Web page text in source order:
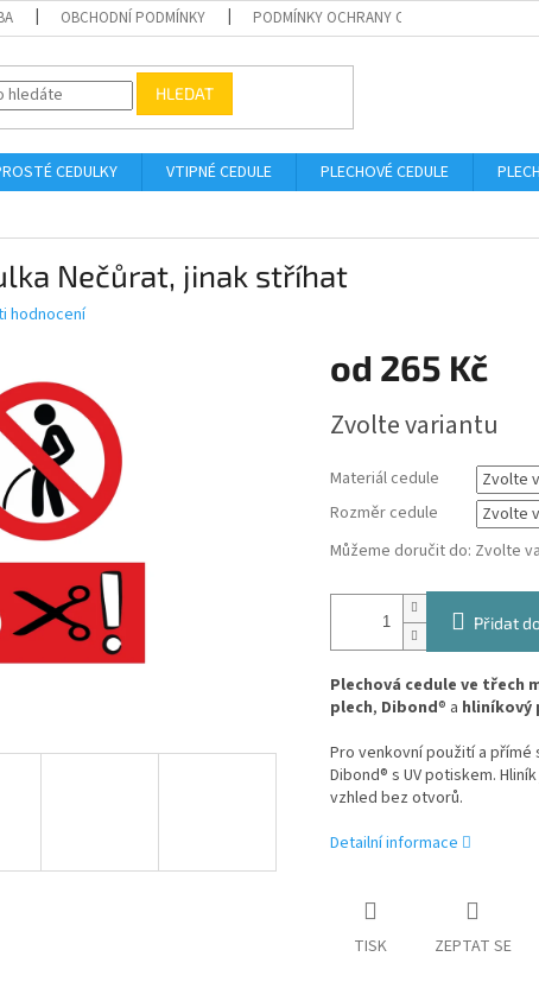
OBCHODNÍ PODMÍNKY PODMÍNKY OCHRANY OSOBNÍCH ÚDAJŮ
HLEDAT
CEDULKY VTIPNÉ CEDULE PLECHOVÉ CEDULE
Nečůrat, jinak stříhat
hodnocení
od 265 Kč
cena:
Zvolte variantu
Materiál cedule
Rozměr cedule
Můžeme doručit do: Zvolte
Přidat
Plechová cedule ve třech
plech, Dibond® a hliníkový
Pro venkovní použití a
Dibond® s UV potiskem.
vzhled bez otvorů.
Detailní informace
TISK ZEPTAT SE